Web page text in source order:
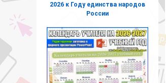
2026 к Году единства народов
России